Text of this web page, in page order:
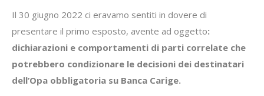
Il 30 giugno 2022 ci eravamo sentiti in dovere di
presentare il primo esposto, avente ad oggetto:
dichiarazioni e comportamenti di parti correlate che
potrebbero condizionare le decisioni dei destinatari
dell’Opa obbligatoria su Banca Carige.